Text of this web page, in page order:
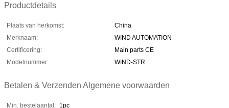
Productdetails
Plaats van herkomst:
China
Merknaam:
WIND AUTOMATION
Certificering:
Main parts CE
Modelnummer:
WIND-STR
Betalen & Verzenden Algemene voorwaarden
Min. bestelaantal: 1pc